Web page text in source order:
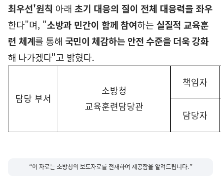
최우선'원칙 아래 초기 대응의 질이 전체 대응력을 좌우
한다"며, "소방과 민간이 함께 참여하는 실질적 교육훈
련 체계를 통해 국민이 체감하는 안전 수준을 더욱 강화
해 나가겠다"고 밝혔다.
담당 부서
소방청
교육훈련담당관
책임자
담당자
“이 자료는 소방청의 보도자료를 전재하여 제공함을 알려드립니다.”